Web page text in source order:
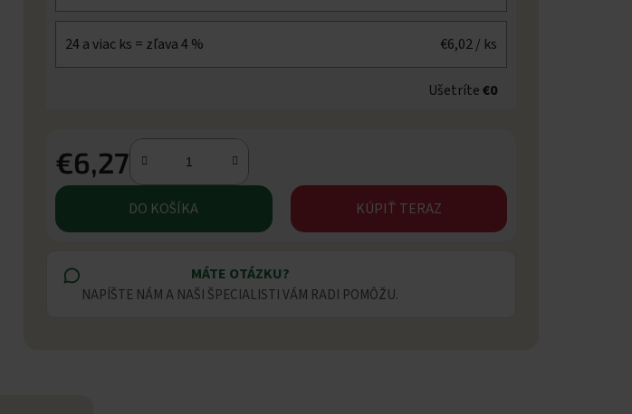
24 a viac ks = zľava 4 % €6,02/ ks
Ušetríte€0
€6,27
Jednotková cena:
DO KOŠÍKA
KÚPIŤ TERAZ
MÁTE OTÁZKU?
NAPÍŠTE NÁM A NAŠI ŠPECIALISTI VÁM RADI POMÔŽU.